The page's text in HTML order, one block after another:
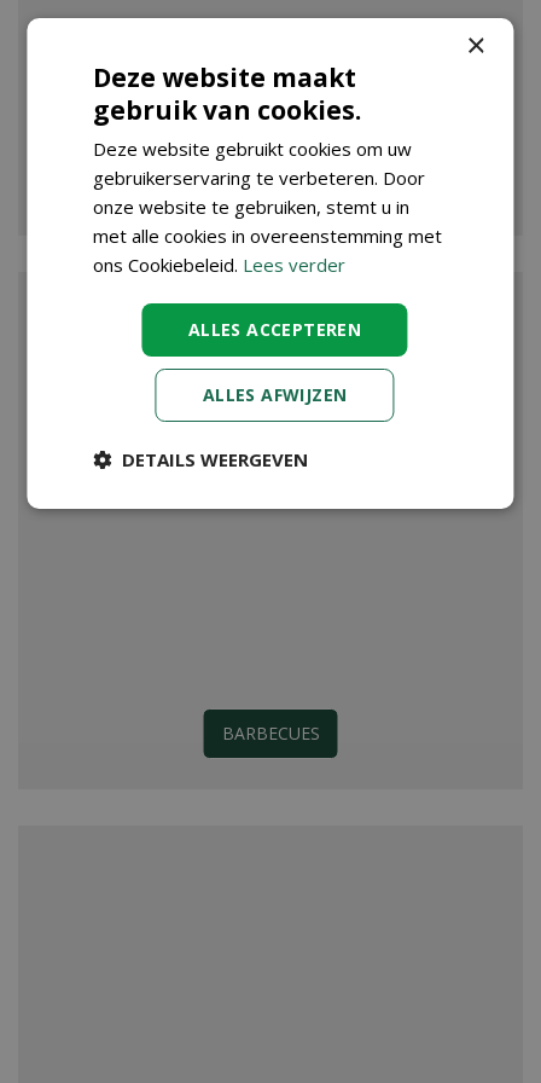
VIJVER
BARBECUES
×
Deze website maakt
gebruik van cookies.
Deze website gebruikt cookies om uw
gebruikerservaring te verbeteren. Door
onze website te gebruiken, stemt u in
met alle cookies in overeenstemming met
ons Cookiebeleid. Lees verder
ALLES ACCEPTEREN
ALLES AFWIJZEN
DETAILS WEERGEVEN